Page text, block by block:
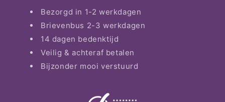
Bezorgd in 1-2 werkdagen
Brievenbus 2-3 werkdagen
14 dagen bedenktijd
Veilig & achteraf betalen
Bijzonder mooi verstuurd